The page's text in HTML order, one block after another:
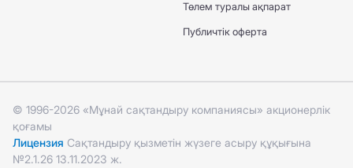
Төлем туралы ақпарат
Публичтік оферта
© 1996-2026 «Мұнай сақтандыру компаниясы» акционерлік
қоғамы
Лицензия Сақтандыру қызметін жүзеге асыру құқығына
№2.1.26 13.11.2023 ж.